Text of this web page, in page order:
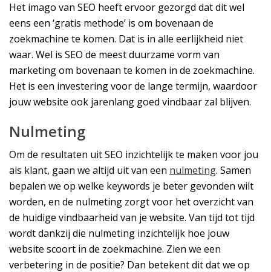
Het imago van SEO heeft ervoor gezorgd dat dit wel
eens een ‘gratis methode’ is om bovenaan de
zoekmachine te komen. Dat is in alle eerlijkheid niet
waar. Wel is SEO de meest duurzame vorm van
marketing om bovenaan te komen in de zoekmachine.
Het is een investering voor de lange termijn, waardoor
jouw website ook jarenlang goed vindbaar zal blijven.
Nulmeting
Om de resultaten uit SEO inzichtelijk te maken voor jou
als klant, gaan we altijd uit van een nulmeting. Samen
bepalen we op welke keywords je beter gevonden wilt
worden, en de nulmeting zorgt voor het overzicht van
de huidige vindbaarheid van je website. Van tijd tot tijd
wordt dankzij die nulmeting inzichtelijk hoe jouw
website scoort in de zoekmachine. Zien we een
verbetering in de positie? Dan betekent dit dat we op